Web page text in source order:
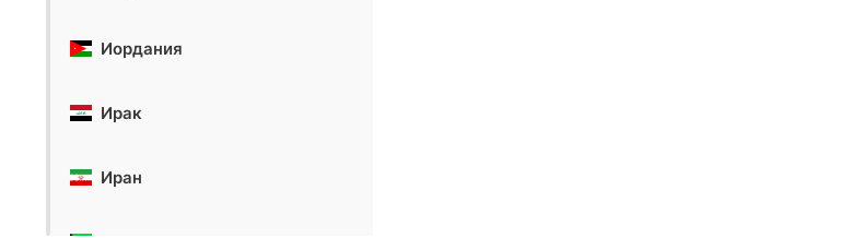
Иордания
Ирак
Иран